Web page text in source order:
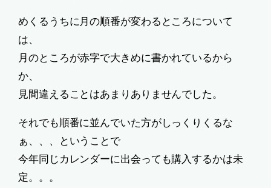
めくるうちに月の順番が変わるところについて
は、
月のところが赤字で大きめに書かれているから
か、
見間違えることはあまりありませんでした。
それでも順番に並んでいた方がしっくりくるな
ぁ、、、ということで
今年同じカレンダーに出会っても購入するかは未
定。。。